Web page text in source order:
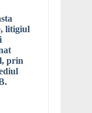
litigiul
prin